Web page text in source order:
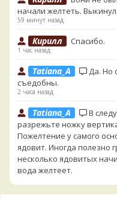
начали желтеть.
59 минут назад
Кирилл Спасибо.
1 час назад
Tatiana_A
Да. Но
съедобны.
2 часа назад
Tatiana_A
В
разрежьте ножку
Пожелтение у самого
ядовит. Иногда полезно
несколько ядовитых
вода желтеет.